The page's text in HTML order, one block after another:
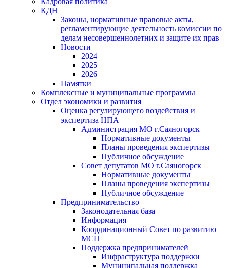
КДН
Законы, нормативные правовые акты,
регламентирующие деятельность комиссии по
делам несовершеннолетних и защите их прав
Новости
2024
2025
2026
Памятки
Комплексные и муниципальные программы
Отдел экономики и развития
Оценка регулирующего воздействия и
экспертиза НПА
Администрация МО г.Саяногорск
Нормативные документы
Планы проведения экспертизы
Публичное обсуждение
Совет депутатов МО г.Саяногорск
Нормативные документы
Планы проведения экспертизы
Публичное обсуждение
Предпринимательство
Законодательная база
Информация
Координационный Совет по развитию
МСП
Поддержка предпринимателей
Инфраструктура поддержки
Муниципальная поддержка